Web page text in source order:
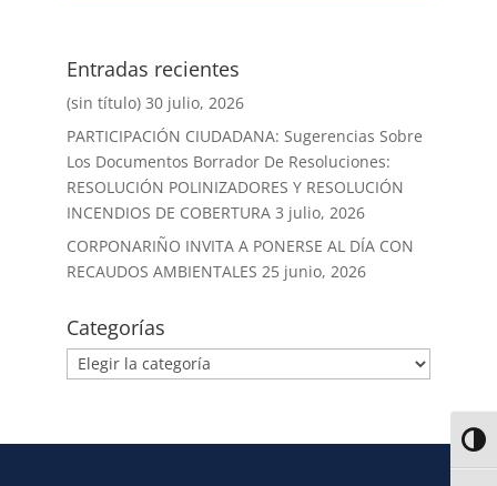
Entradas recientes
(sin título) 30 julio, 2026
PARTICIPACIÓN CIUDADANA: Sugerencias Sobre
Los Documentos Borrador De Resoluciones:
RESOLUCIÓN POLINIZADORES Y RESOLUCIÓN
INCENDIOS DE COBERTURA 3 julio, 2026
CORPONARIÑO INVITA A PONERSE AL DÍA CON
RECAUDOS AMBIENTALES 25 junio, 2026
Categorías